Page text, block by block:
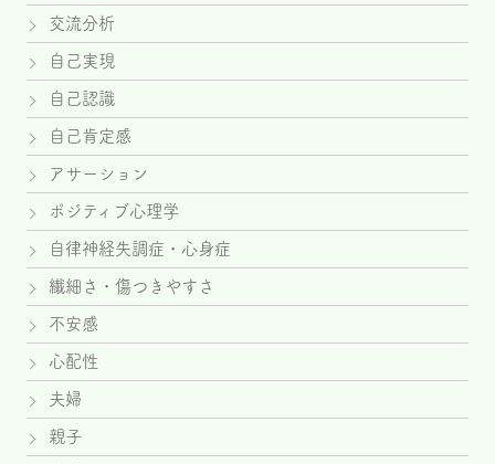
交流分析
自己実現
自己認識
自己肯定感
アサーション
ポジティブ心理学
自律神経失調症・心身症
繊細さ・傷つきやすさ
不安感
心配性
夫婦
親子